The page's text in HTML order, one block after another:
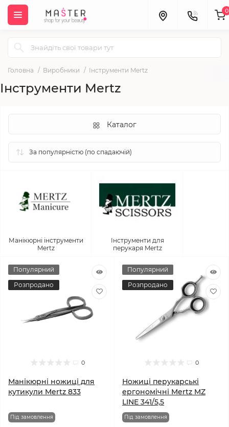
0
Головна Виробники Інструменти Mertz
Інструменти Mertz
Каталог
Манікюрні інструменти
Mertz
Інструменти для
перукаря Mertz
Популярний
Розпродано
0
Манікюрні ножиці для
кутикули Mertz 833
Під замовлення
Популярний
Розпродано
0
Ножиці перукарські
ергономічні Mertz MZ
LINE 341/5,5
Під замовлення